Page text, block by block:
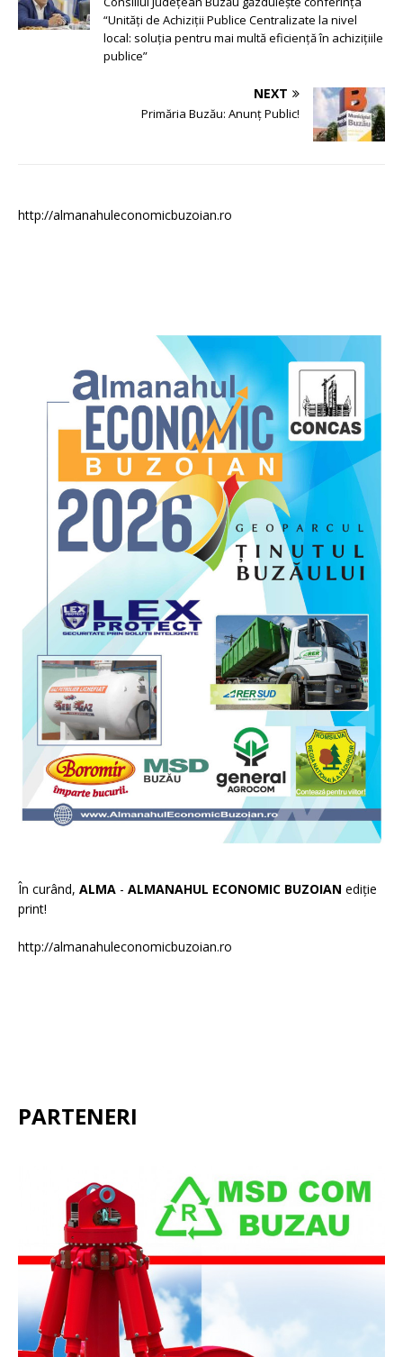
“Unități de Achiziții Publice Centralizate la nivel
local: soluția pentru mai multă eficiență în achizițiile
publice”
NEXT
Primăria Buzău: Anunț Public!
http://almanahuleconomicbuzoian.ro
În curând, ALMA - ALMANAHUL ECONOMIC BUZOIAN ediție
print!
http://almanahuleconomicbuzoian.ro
PARTENERI